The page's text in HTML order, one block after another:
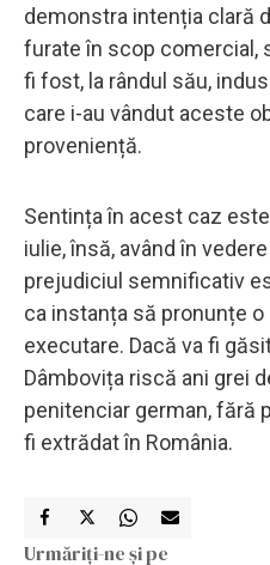
demonstra intenția clară
furate în scop comercial,
fi fost, la rândul său,
care i-au vândut aceste
proveniență.
Sentința în acest caz
iulie, însă, având în
prejudiciul semnificativ
ca instanța să pronunțe
executare. Dacă va fi
Dâmbovița riscă ani grei
penitenciar german, fără
fi extrădat în România.
Urmăriți-ne și pe